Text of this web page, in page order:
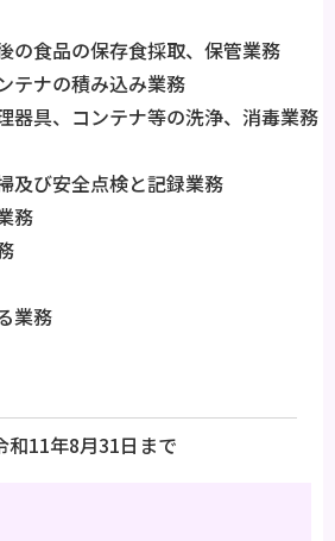
の食品の保存食採取、保管業務
テナの積み込み業務
器具、コンテナ等の洗浄、消毒業務
及び安全点検と記録業務
務
業務
和11年8月31日まで